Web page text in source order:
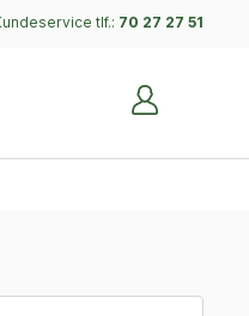
tlf.: 70 27 27 51